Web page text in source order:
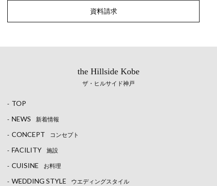
資料請求
the Hillside Kobe
ザ・ヒルサイド神戸
- TOP
- NEWS 新着情報
- CONCEPT コンセプト
- FACILITY 施設
- CUISINE お料理
- WEDDING STYLE ウエディングスタイル